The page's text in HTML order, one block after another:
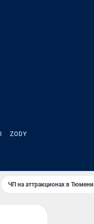
ZODY
ЧП на аттракционах в Тюмени